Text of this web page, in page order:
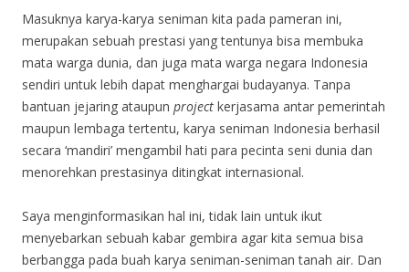
Masuknya karya-karya seniman kita pada pameran ini,
merupakan sebuah prestasi yang tentunya bisa membuka
mata warga dunia, dan juga mata warga negara Indonesia
sendiri untuk lebih dapat menghargai budayanya. Tanpa
bantuan jejaring ataupun project kerjasama antar pemerintah
maupun lembaga tertentu, karya seniman Indonesia berhasil
secara ‘mandiri’ mengambil hati para pecinta seni dunia dan
menorehkan prestasinya ditingkat internasional.
Saya menginformasikan hal ini, tidak lain untuk ikut
menyebarkan sebuah kabar gembira agar kita semua bisa
berbangga pada buah karya seniman-seniman tanah air. Dan